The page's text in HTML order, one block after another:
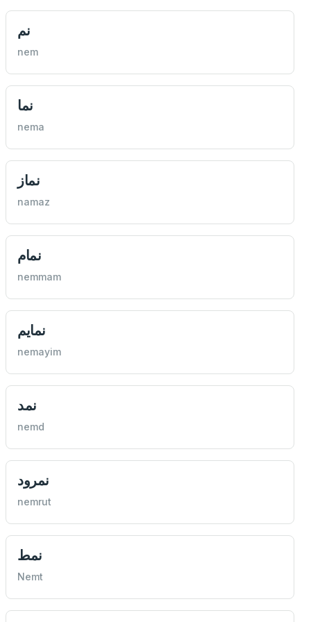
نم
nem
نما
nema
نماز
namaz
نمام
nemmam
نمايم
nemayim
نمد
nemd
نمرود
nemrut
نمط
Nemt